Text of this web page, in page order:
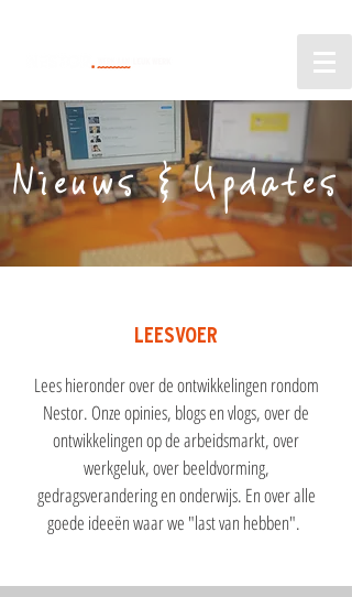
Nieuws & Updates
LEESVOER
Lees hieronder over de ontwikkelingen rondom
Nestor. Onze opinies, blogs en vlogs, over de
ontwikkelingen op de arbeidsmarkt, over
werkgeluk, over beeldvorming,
gedragsverandering en onderwijs. En over alle
goede ideeën waar we "last van hebben".